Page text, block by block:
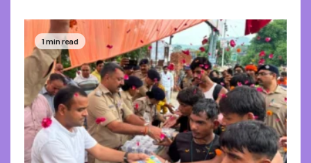
1 min read